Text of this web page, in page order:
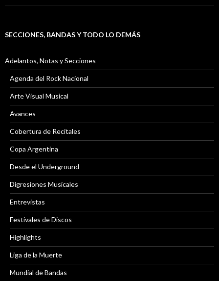
SECCIONES, BANDAS Y TODO LO DEMÁS
Adelantos, Notas y Secciones
Agenda del Rock Nacional
Arte Visual Musical
Avances
Cobertura de Recitales
Copa Argentina
Desde el Underground
Digresiones Musicales
Entrevistas
Festivales de Discos
Highlights
Liga de la Muerte
Mundial de Bandas